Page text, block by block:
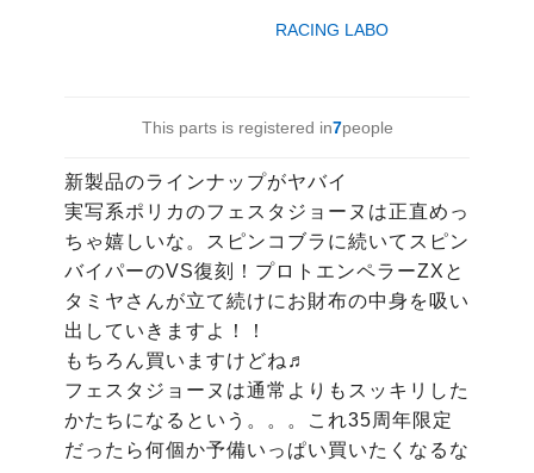
RACING LABO
This parts is registered in7people
新製品のラインナップがヤバイ
実写系ポリカのフェスタジョーヌは正直めっ
ちゃ嬉しいな。スピンコブラに続いてスピン
バイパーのVS復刻！プロトエンペラーZXと
タミヤさんが立て続けにお財布の中身を吸い
出していきますよ！！
もちろん買いますけどね♬
フェスタジョーヌは通常よりもスッキリした
かたちになるという。。。これ35周年限定
だったら何個か予備いっぱい買いたくなるな